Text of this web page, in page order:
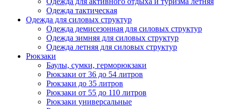
Одежда тактическая
Одежда для силовых структур
Одежда демисезонная для силовых структур
Одежда зимняя для силовых структур
Одежда летняя для силовых структур
Рюкзаки
Баулы, сумки, герморюкзаки
Рюкзаки от 36 до 54 литров
Рюкзаки до 35 литров
Рюкзаки от 55 до 110 литров
Рюкзаки универсальные